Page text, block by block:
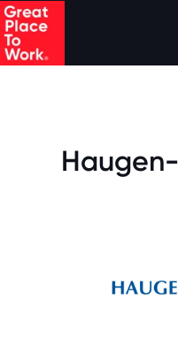
.
Skip to main